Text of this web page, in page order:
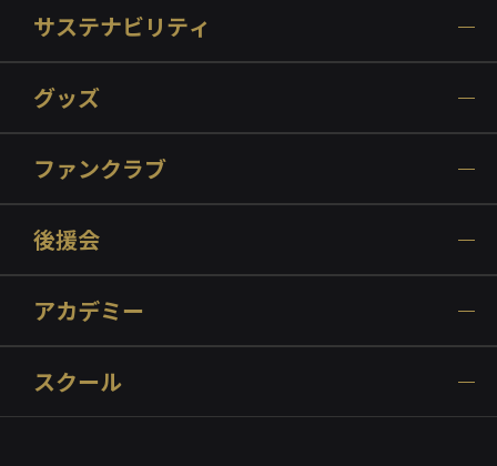
サステナビリティ
グッズ
ファンクラブ
後援会
アカデミー
スクール